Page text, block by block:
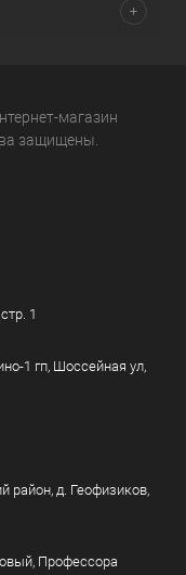
магазин
защищены.
1
1 гп, Шоссейная ул,
район, д. Геофизиков,
Профессора